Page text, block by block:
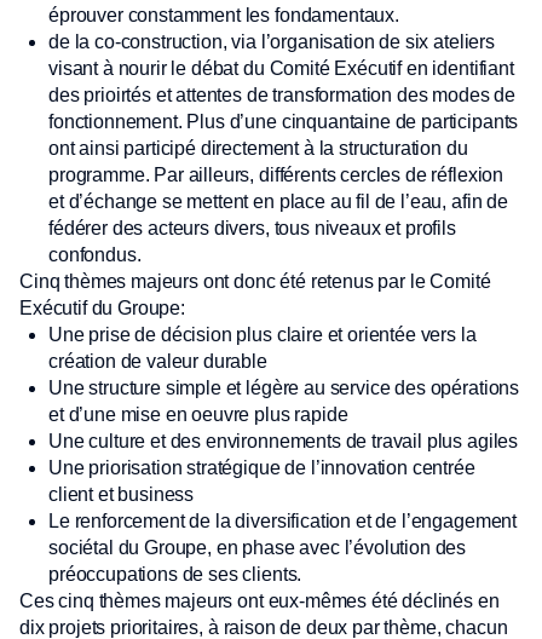
éprouver constamment les fondamentaux.
de la co-construction, via l’organisation de six ateliers
visant à nourir le débat du Comité Exécutif en identifiant
des prioirtés et attentes de transformation des modes de
fonctionnement. Plus d’une cinquantaine de participants
ont ainsi participé directement à la structuration du
programme. Par ailleurs, différents cercles de réflexion
et d’échange se mettent en place au fil de l’eau, afin de
fédérer des acteurs divers, tous niveaux et profils
confondus.
Cinq thèmes majeurs ont donc été retenus par le Comité
Exécutif du Groupe:
Une prise de décision plus claire et orientée vers la
création de valeur durable
Une structure simple et légère au service des opérations
et d’une mise en oeuvre plus rapide
Une culture et des environnements de travail plus agiles
Une priorisation stratégique de l’innovation centrée
client et business
Le renforcement de la diversification et de l’engagement
sociétal du Groupe, en phase avec l’évolution des
préoccupations de ses clients.
Ces cinq thèmes majeurs ont eux-mêmes été déclinés en
dix projets prioritaires, à raison de deux par thème, chacun